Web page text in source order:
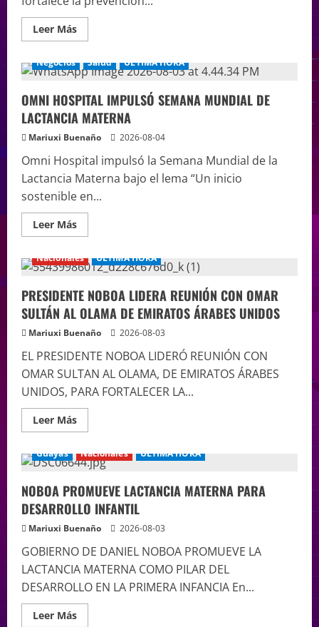
Leer Más
Negocios Salud ÚLTIMA HORA
OMNI HOSPITAL IMPULSÓ SEMANA MUNDIAL DE
LACTANCIA MATERNA
Mariuxi Buenaño 2026-08-04
Omni Hospital impulsó la Semana Mundial de la
Lactancia Materna bajo el lema “Un inicio
sostenible en...
Leer Más
Nacionales ÚLTIMA HORA
PRESIDENTE NOBOA LIDERA REUNIÓN CON OMAR
SULTÁN AL OLAMA DE EMIRATOS ÁRABES UNIDOS
Mariuxi Buenaño 2026-08-03
EL PRESIDENTE NOBOA LIDERÓ REUNIÓN CON
OMAR SULTAN AL OLAMA, DE EMIRATOS ÁRABES
UNIDOS, PARA FORTALECER LA...
Leer Más
Guayas Nacionales ÚLTIMA HORA
NOBOA PROMUEVE LACTANCIA MATERNA PARA
DESARROLLO INFANTIL
Mariuxi Buenaño 2026-08-03
GOBIERNO DE DANIEL NOBOA PROMUEVE LA
LACTANCIA MATERNA COMO PILAR DEL
DESARROLLO EN LA PRIMERA INFANCIA En...
Leer Más